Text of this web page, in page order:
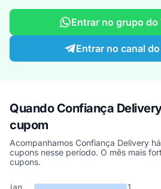
Entrar no grupo
Entrar no canal
Quando Confiança
cupom
Acompanhamos Confiança Delivery
cupons nesse período. O mês mais
cupons.
Cupons de Confiança Delivery
Mês Cupons publicadosDesconto
jan 1